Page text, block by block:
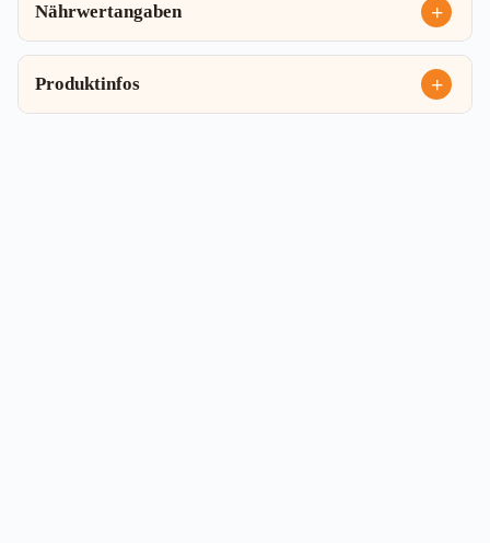
Nährwertangaben
Produktinfos